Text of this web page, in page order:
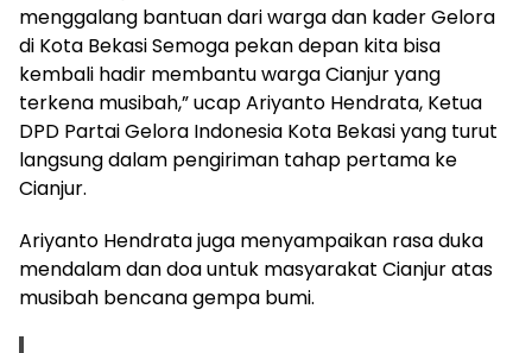
menggalang bantuan dari warga dan kader Gelora
di Kota Bekasi Semoga pekan depan kita bisa
kembali hadir membantu warga Cianjur yang
terkena musibah,” ucap Ariyanto Hendrata, Ketua
DPD Partai Gelora Indonesia Kota Bekasi yang turut
langsung dalam pengiriman tahap pertama ke
Cianjur.
Ariyanto Hendrata juga menyampaikan rasa duka
mendalam dan doa untuk masyarakat Cianjur atas
musibah bencana gempa bumi.